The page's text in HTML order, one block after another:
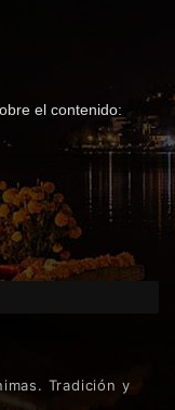
el contenido:
Tradición y